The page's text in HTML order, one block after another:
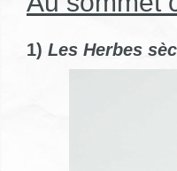
1) Les Herbes